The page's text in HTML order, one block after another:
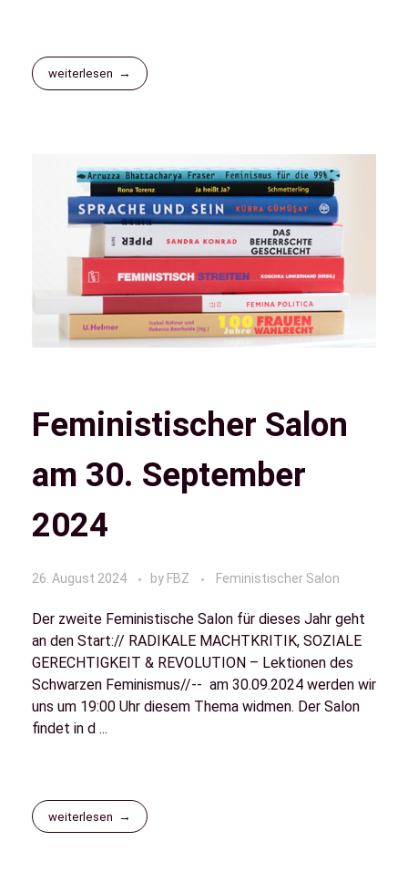
weiterlesen
Feministischer Salon
am 30. September
2024
26. August 2024 by FBZ Feministischer Salon
Der zweite Feministische Salon für dieses Jahr geht
an den Start:// RADIKALE MACHTKRITIK, SOZIALE
GERECHTIGKEIT & REVOLUTION – Lektionen des
Schwarzen Feminismus//-- am 30.09.2024 werden wir
uns um 19:00 Uhr diesem Thema widmen. Der Salon
findet in d ...
weiterlesen